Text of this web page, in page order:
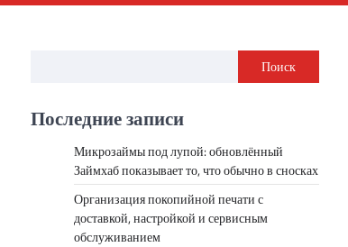
Поиск
Последние записи
Микрозаймы под лупой: обновлённый
Займхаб показывает то, что обычно в сносках
Организация покопийной печати с
доставкой, настройкой и сервисным
обслуживанием